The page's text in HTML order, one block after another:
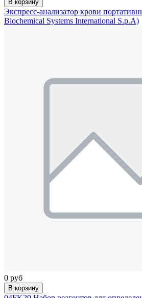
В корзину
Экспресс-анализатор крови
Biochemical Systems International S.p.A)
0 руб
В корзину